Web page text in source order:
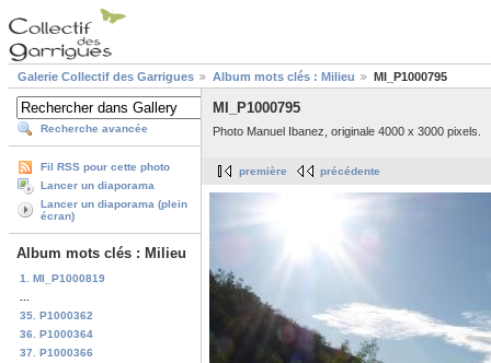
Galerie Collectif des Garrigues Album mots clés : Milieu MI_P1000795
Recherche avancée
Fil RSS pour cette photo
Lancer un diaporama
Lancer un diaporama (plein
écran)
Album mots clés : Milieu
1. MI_P1000819
35. P1000362
36. P1000364
37. P1000366
MI_P1000795
Photo Manuel Ibanez, originale 4000 x 3000 pixels.
première précédente